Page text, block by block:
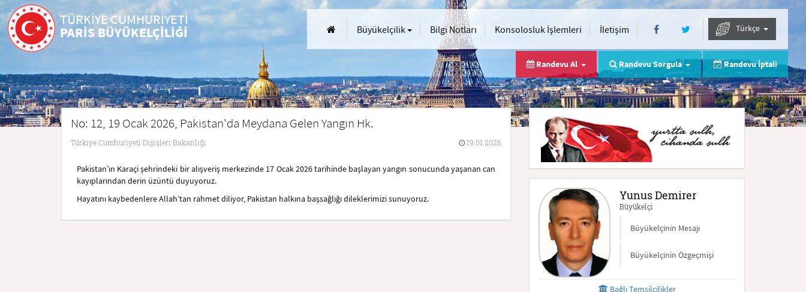
TÜRKİYE CUMHURİYETİ
PARİS BÜYÜKELÇİLİĞİ Büyükelçilik Bilgi Notları Konsolosluk İşlemleri İletişim Türkçe
Randevu Al Randevu Sorgula Randevu İptali
No: 12, 19 Ocak 2026, Pakistan'da Meydana Gelen Yangın Hk.
Türkiye Cumhuriyeti Dışişleri Bakanlığı 19.01.2026
Pakistan’ın Karaçi şehrindeki bir alışveriş merkezinde 17 Ocak 2026 tarihinde başlayan yangın sonucunda yaşanan can
kayıplarından derin üzüntü duyuyoruz.
Hayatını kaybedenlere Allah’tan rahmet diliyor, Pakistan halkına başsağlığı dileklerimizi sunuyoruz.
Yunus Demirer
Büyükelçi
Büyükelçinin Mesajı
Büyükelçinin Özgeçmişi
Bağlı Temsilcilikler